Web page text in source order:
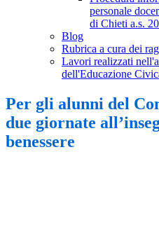
personale
di Chieti a.s.
Blog
Rubrica a cura dei
Lavori realizzati
dell'Educazione
Per gli alunni del
due giornate
benessere